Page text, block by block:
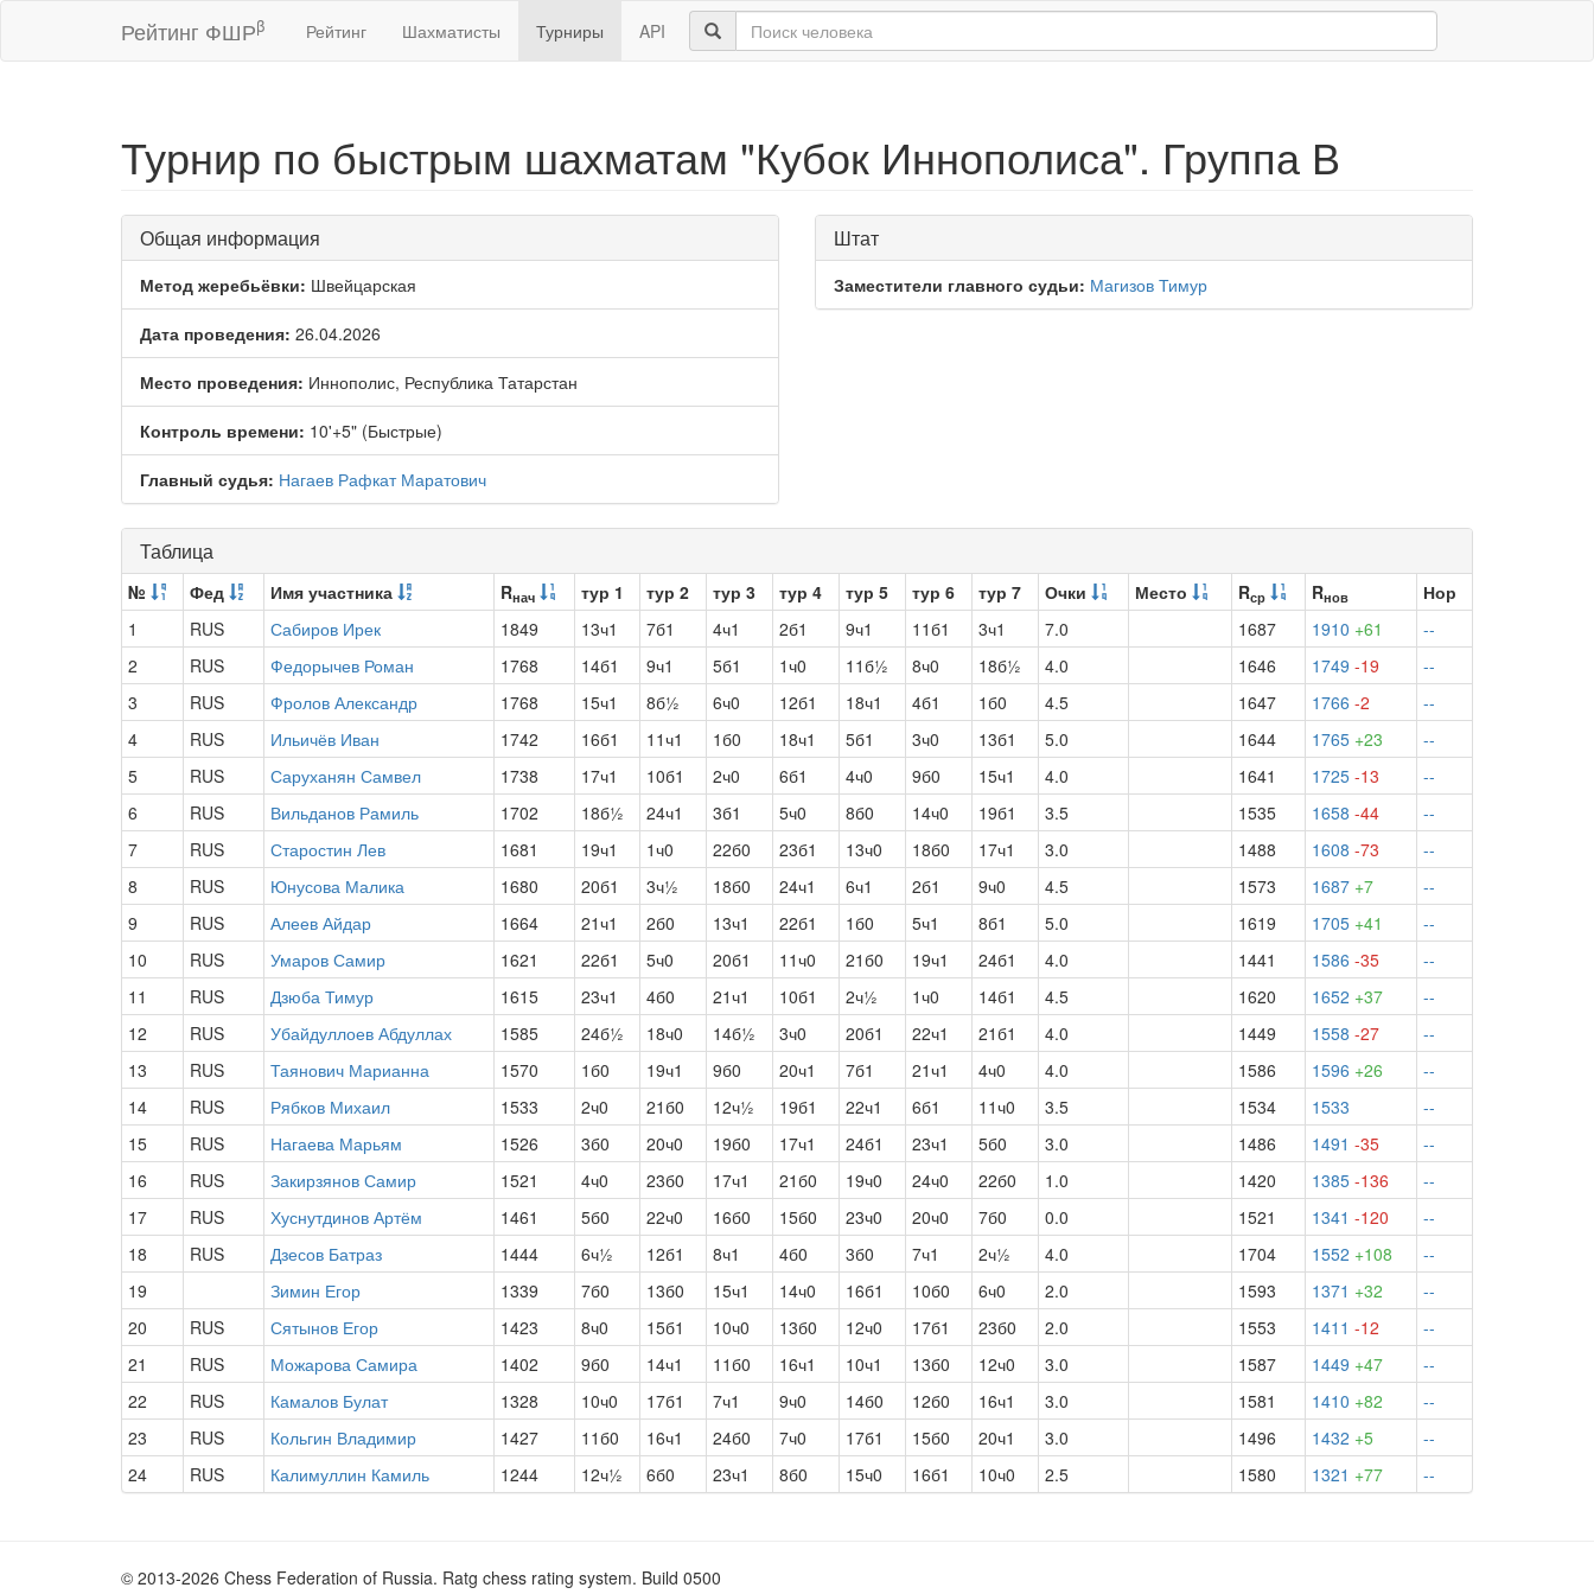
Рейтинг ФШРβ Рейтинг Шахматисты Турниры API
Турнир по быстрым шахматам "Кубок Иннополиса". Группа В
Общая информация
Метод жеребьёвки: Швейцарская
Дата проведения: 26.04.2026
Место проведения: Иннополис, Республика Татарстан
Контроль времени: 10'+5" (Быстрые)
Главный судья: Нагаев Рафкат Маратович
Штат
Заместители главного судьи: Магизов Тимур
Таблица
№ Фед Имя участника Rнач тур 1 тур 2 тур 3 тур 4 тур 5 тур 6 тур 7 Очки Место Rср Rнов
Нор
1
RUS Сабиров Ирек 1849 13ч1 7б1 4ч1 2б1 9ч1 11б1 3ч1 7.0 1687 1910 +61
--
2
RUS Федорычев Роман 1768 14б1 9ч1 5б1 1ч0 11б½ 8ч0 18б½ 4.0 1646 1749 -19
--
3
RUS Фролов Александр 1768 15ч1 8б½ 6ч0 12б1 18ч1 4б1 1б0 4.5 1647 1766 -2
--
4
RUS Ильичёв Иван 1742 16б1 11ч1 1б0 18ч1 5б1 3ч0 13б1 5.0 1644 1765 +23
--
5
RUS Саруханян Самвел 1738 17ч1 10б1 2ч0 6б1 4ч0 9б0 15ч1 4.0 1641 1725 -13
--
6
RUS Вильданов Рамиль 1702 18б½ 24ч1 3б1 5ч0 8б0 14ч0 19б1 3.5 1535 1658 -44
--
7
RUS Старостин Лев 1681 19ч1 1ч0 22б0 23б1 13ч0 18б0 17ч1 3.0 1488 1608 -73
--
8
RUS Юнусова Малика 1680 20б1 3ч½ 18б0 24ч1 6ч1 2б1 9ч0 4.5 1573 1687 +7
--
9
RUS Алеев Айдар 1664 21ч1 2б0 13ч1 22б1 1б0 5ч1 8б1 5.0 1619 1705 +41
--
10
RUS Умаров Самир 1621 22б1 5ч0 20б1 11ч0 21б0 19ч1 24б1 4.0 1441 1586 -35
--
11
RUS Дзюба Тимур 1615 23ч1 4б0 21ч1 10б1 2ч½ 1ч0 14б1 4.5 1620 1652 +37
--
12
RUS Убайдуллоев Абдуллах 1585 24б½ 18ч0 14б½ 3ч0 20б1 22ч1 21б1 4.0 1449 1558 -27
--
13
RUS Таянович Марианна 1570 1б0 19ч1 9б0 20ч1 7б1 21ч1 4ч0 4.0 1586 1596 +26
--
14
RUS Рябков Михаил 1533 2ч0 21б0 12ч½ 19б1 22ч1 6б1 11ч0 3.5 1534 1533
--
15
RUS Нагаева Марьям 1526 3б0 20ч0 19б0 17ч1 24б1 23ч1 5б0 3.0 1486 1491 -35
--
16
RUS Закирзянов Самир 1521 4ч0 23б0 17ч1 21б0 19ч0 24ч0 22б0 1.0 1420 1385 -136
--
17
RUS Хуснутдинов Артём 1461 5б0 22ч0 16б0 15б0 23ч0 20ч0 7б0 0.0 1521 1341 -120
--
18
RUS Дзесов Батраз 1444 6ч½ 12б1 8ч1 4б0 3б0 7ч1 2ч½ 4.0 1704 1552 +108
--
19
Зимин Егор 1339 7б0 13б0 15ч1 14ч0 16б1 10б0 6ч0 2.0 1593 1371 +32
--
20
RUS Сятынов Егор 1423 8ч0 15б1 10ч0 13б0 12ч0 17б1 23б0 2.0 1553 1411 -12
--
21
RUS Можарова Самира 1402 9б0 14ч1 11б0 16ч1 10ч1 13б0 12ч0 3.0 1587 1449 +47
--
22
RUS Камалов Булат 1328 10ч0 17б1 7ч1 9ч0 14б0 12б0 16ч1 3.0 1581 1410 +82
--
23
RUS Кольгин Владимир 1427 11б0 16ч1 24б0 7ч0 17б1 15б0 20ч1 3.0 1496 1432 +5
--
24
RUS Калимуллин Камиль 1244 12ч½ 6б0 23ч1 8б0 15ч0 16б1 10ч0 2.5 1580 1321 +77 --
© 2013-2026 Chess Federation of Russia. Ratg chess rating system. Build 0500